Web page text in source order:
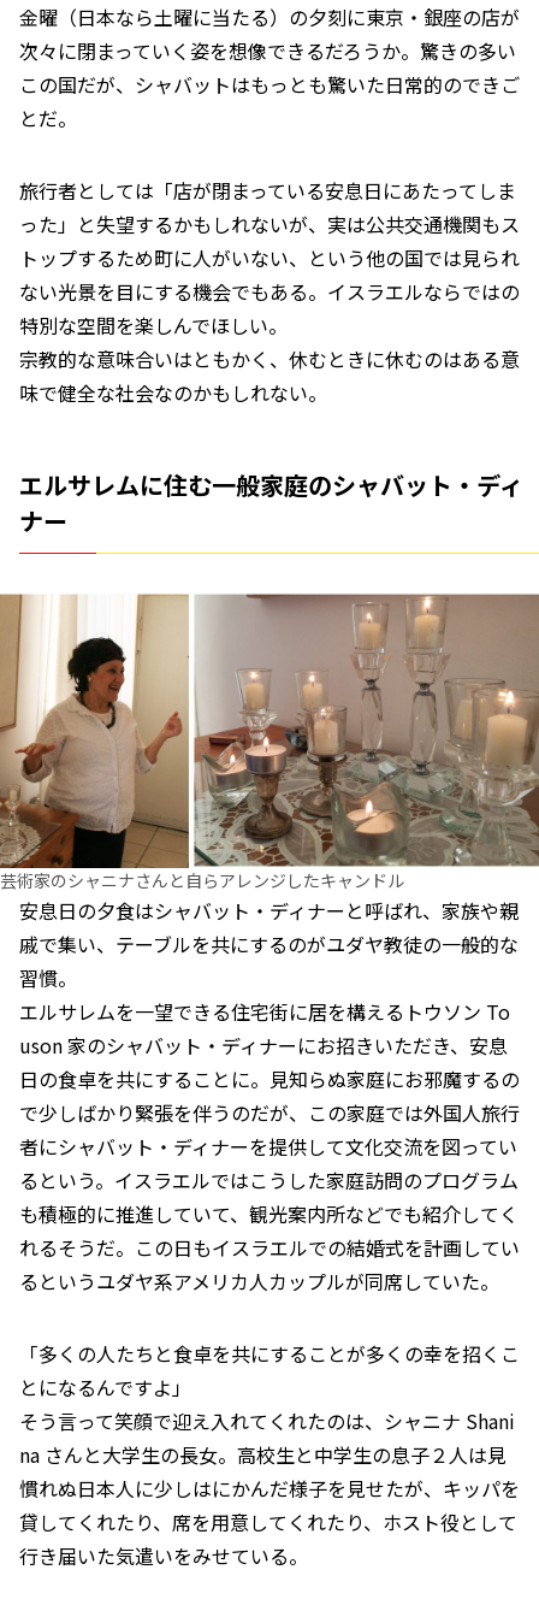
金曜（日本なら土曜に当たる）の夕刻に東京・銀座の店が
次々に閉まっていく姿を想像できるだろうか。驚きの多い
この国だが、シャバットはもっとも驚いた日常的のできご
とだ。
旅行者としては「店が閉まっている安息日にあたってしま
った」と失望するかもしれないが、実は公共交通機関もス
トップするため町に人がいない、という他の国では見られ
ない光景を目にする機会でもある。イスラエルならではの
特別な空間を楽しんでほしい。
宗教的な意味合いはともかく、休むときに休むのはある意
味で健全な社会なのかもしれない。
エルサレムに住む一般家庭のシャバット・ディ
ナー
芸術家のシャニナさんと自らアレンジしたキャンドル
安息日の夕食はシャバット・ディナーと呼ばれ、家族や親
戚で集い、テーブルを共にするのがユダヤ教徒の一般的な
習慣。
エルサレムを一望できる住宅街に居を構えるトウソン To
uson 家のシャバット・ディナーにお招きいただき、安息
日の食卓を共にすることに。見知らぬ家庭にお邪魔するの
で少しばかり緊張を伴うのだが、この家庭では外国人旅行
者にシャバット・ディナーを提供して文化交流を図ってい
るという。イスラエルではこうした家庭訪問のプログラム
も積極的に推進していて、観光案内所などでも紹介してく
れるそうだ。この日もイスラエルでの結婚式を計画してい
るというユダヤ系アメリカ人カップルが同席していた。
「多くの人たちと食卓を共にすることが多くの幸を招くこ
とになるんですよ」
そう言って笑顔で迎え入れてくれたのは、シャニナ Shani
na さんと大学生の長女。高校生と中学生の息子２人は見
慣れぬ日本人に少しはにかんだ様子を見せたが、キッパを
貸してくれたり、席を用意してくれたり、ホスト役として
行き届いた気遣いをみせている。